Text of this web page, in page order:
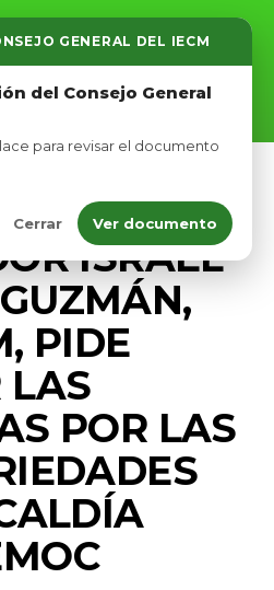
GENERAL DEL IECM
del Consejo General
para revisar el documento
Cerrar Ver documento
ISRAEL
PIDE
LAS
POR LAS